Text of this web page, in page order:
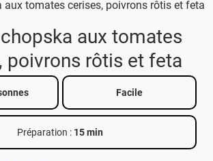
Recettes
aux tomates
poivrons rôtis et feta
Facile
Préparation : 15 min